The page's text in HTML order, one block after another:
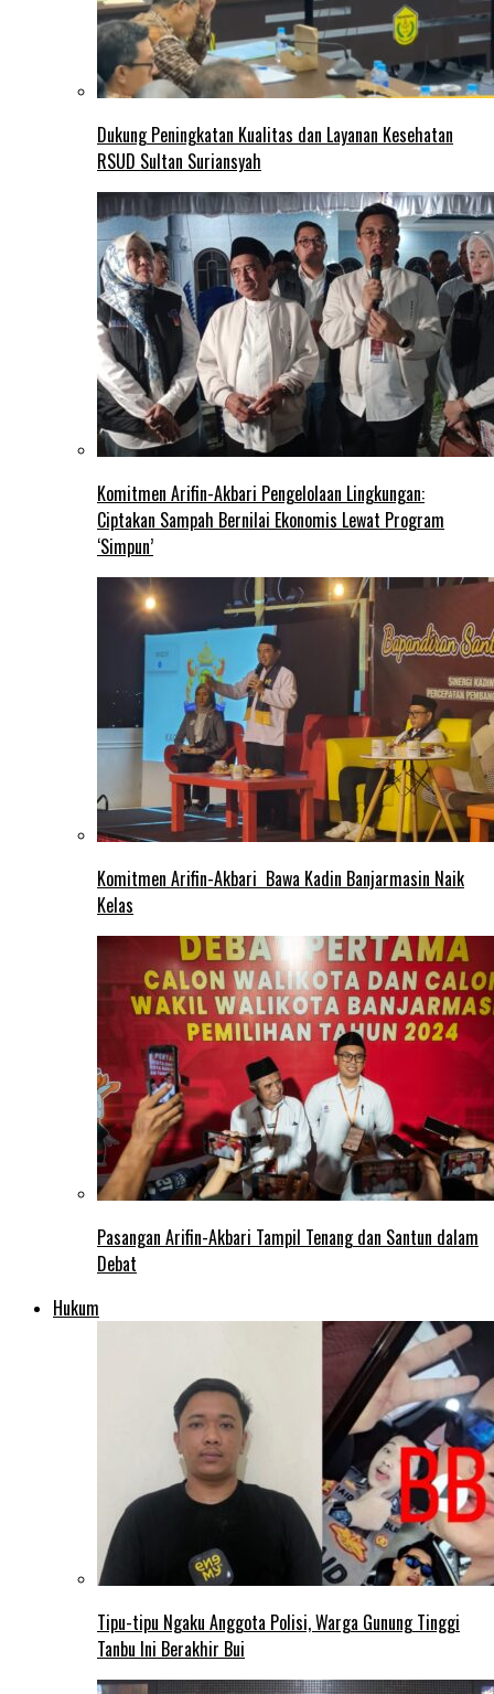
Dukung Peningkatan Kualitas dan Layanan Kesehatan
RSUD Sultan Suriansyah
Komitmen Arifin-Akbari Pengelolaan Lingkungan:
Ciptakan Sampah Bernilai Ekonomis Lewat Program
‘Simpun’
Komitmen Arifin-Akbari Bawa Kadin Banjarmasin Naik
Kelas
Pasangan Arifin-Akbari Tampil Tenang dan Santun dalam
Debat
Hukum
Tipu-tipu Ngaku Anggota Polisi, Warga Gunung Tinggi
Tanbu Ini Berakhir Bui